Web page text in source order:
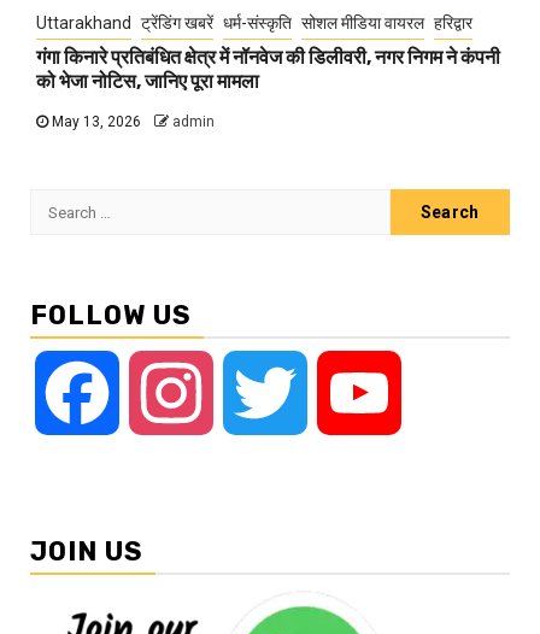
Uttarakhand ट्रेंडिंग खबरें धर्म-संस्कृति सोशल मीडिया वायरल हरिद्वार
गंगा किनारे प्रतिबंधित क्षेत्र में नॉनवेज की डिलीवरी, नगर निगम ने कंपनी
को भेजा नोटिस, जानिए पूरा मामला
May 13, 2026 admin
Search
FOLLOW US
Facebook Instagram Twitter
JOIN US